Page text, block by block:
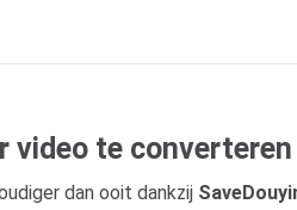
video te converteren
dan ooit dankzij